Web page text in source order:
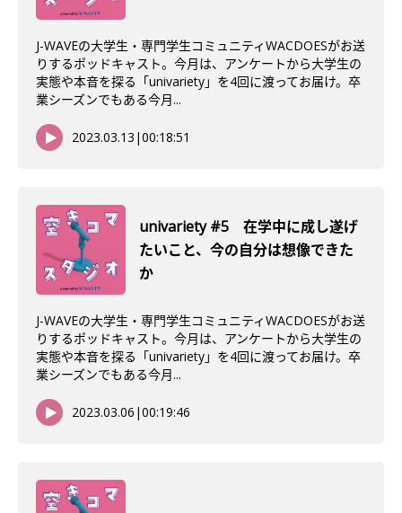
J-WAVEの大学生・専門学生コミュニティWACDOESがお送
りするポッドキャスト。今月は、アンケートから大学生の
実態や本音を探る「univariety」を4回に渡ってお届け。卒
業シーズンでもある今月...
2023.03.13 |00:18:51
univariety #5 在学中に成し遂げ
たいこと、今の自分は想像できた
か
J-WAVEの大学生・専門学生コミュニティWACDOESがお送
りするポッドキャスト。今月は、アンケートから大学生の
実態や本音を探る「univariety」を4回に渡ってお届け。卒
業シーズンでもある今月...
2023.03.06 |00:19:46